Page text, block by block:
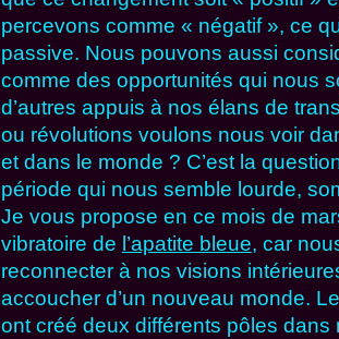
percevons comme « négatif », ce
passive. Nous pouvons aussi
comme des opportunités qui nous
d’autres appuis à nos élans de
ou révolutions voulons nous voir
et dans le monde ? C’est la
période qui nous semble lourde,
Je vous propose en ce mois de
vibratoire de l’apatite bleue, car
reconnecter à nos visions
accoucher d’un nouveau monde.
ont créé deux différents pôles dans